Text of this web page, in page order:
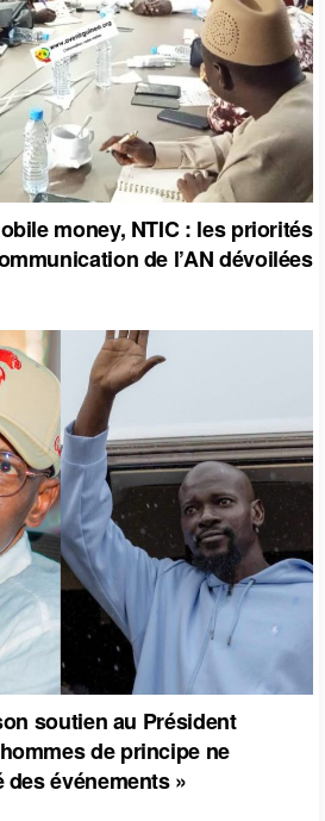
money, NTIC : les priorités
de l’AN dévoilées
soutien au Président
de principe ne
événements »